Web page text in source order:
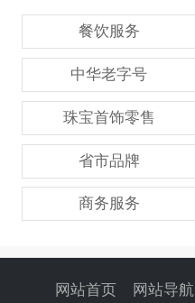
餐饮服务
中华老字号
珠宝首饰零售
省市品牌
商务服务
网站首页 网站导航